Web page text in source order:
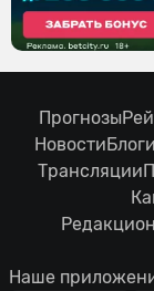
Прогнозы
НовостиБлоги
Трансляции
Наше